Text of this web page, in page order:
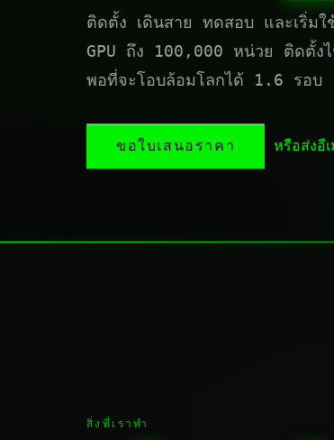
ติดตั้ง เดินสาย ทดสอบ และเริ่ม
GPU ถึง 100,000 หน่วย ติดตั้ง
พอที่จะโอบล้อมโลกได้ 1.6 รอบ
ขอใบเสนอราคา หรือส่งอี
สิ่งที่เราทำ